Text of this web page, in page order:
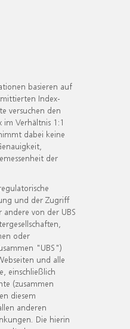
basieren auf
Index-
versuchen den
Verhältnis 1:1
dabei keine
der
und der Zugriff
von der UBS
oder
"UBS")
und alle
einschließlich
(zusammen
diesem
anderen
Die hierin